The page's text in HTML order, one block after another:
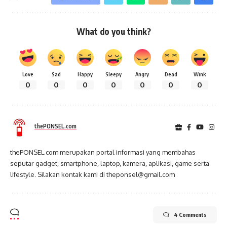
What do you think?
Love
0
Sad
0
Happy
0
Sleepy
0
Angry
0
Dead
0
Wink
0
thePONSEL.com
thePONSEL.com merupakan portal informasi yang membahas
seputar gadget, smartphone, laptop, kamera, aplikasi, game serta
lifestyle. Silakan kontak kami di theponsel@gmail.com
4 Comments